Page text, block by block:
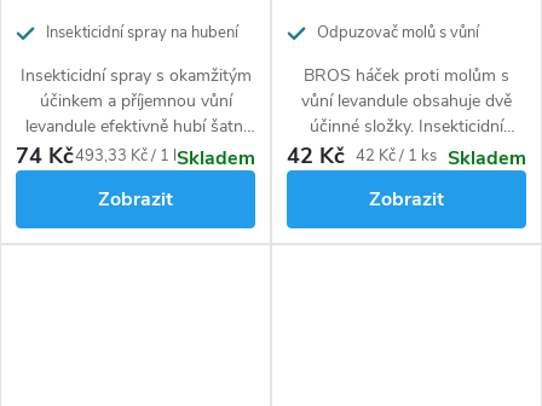
Insekticidní spray na hubení
účinkem.
Insekticidní spray s okamžitým
účinkem a příjemnou vůní
levandule efektivně hubí šatní
moly.
74 KčMěrná
493,33 Kč / 1 lSkladem
Zobrazit
Odpuzovač molů s vůní
BROS háček proti molům s
vůní levandule obsahuje dvě
účinné složky. Insekticidní
složka hubí hmyz poškozující
textil, aroma levandule jej
odpuzuje. Háček proti molům
působí ve skříni až 6 měsíců.
42 Kč Měrná
42 Kč / 1 ks Skladem
Zobrazit